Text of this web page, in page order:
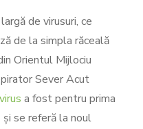
de virusuri, ce
de la simpla răceală
Orientul Mijlociu
Sever Acut
a fost pentru prima
se referă la noul